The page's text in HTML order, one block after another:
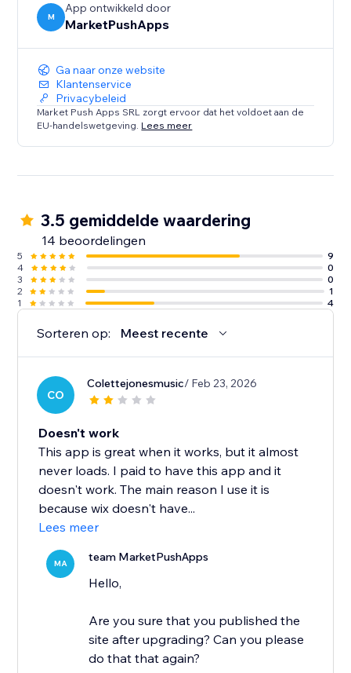
M
App ontwikkeld door
MarketPushApps
Ga naar onze website
Klantenservice
Privacybeleid
Market Push Apps SRL zorgt ervoor dat het voldoet aan de
EU-handelswetgeving. Lees meer
3.5 gemiddelde waardering
14 beoordelingen
5
9
4
0
3
0
2
1
1
4
Sorteren op: Meest recente
CO
Colettejonesmusic/ Feb 23, 2026
Doesn't work
This app is great when it works, but it almost
never loads. I paid to have this app and it
doesn't work. The main reason I use it is
because wix doesn't have...
Lees meer
MA team MarketPushApps
Hello,
Are you sure that you published the
site after upgrading? Can you please
do that that again?